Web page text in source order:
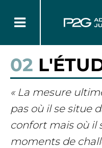
02
« La mesure
pas où il se situe
confort mais où il
moments de